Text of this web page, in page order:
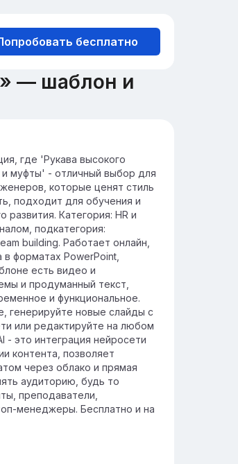
бесплатно
— шаблон и
высокого
играют ключевую
системах,
передачу
давлением.
различных отраслях,
сельское хозяйство
для обеспечения
работы
где 'Рукава высокого
и муфты' - отличный выбор для
которые ценят стиль
подходит для обучения и
развития. Категория: HR и
подкатегория:
building. Работает онлайн,
в форматах PowerPoint,
есть видео и
и продуманный текст,
и функциональное.
генерируйте новые слайды с
или редактируйте на любом
- это интеграция нейросети
контента, позволяет
через облако и прямая
аудиторию, будь то
преподаватели,
менеджеры. Бесплатно и на